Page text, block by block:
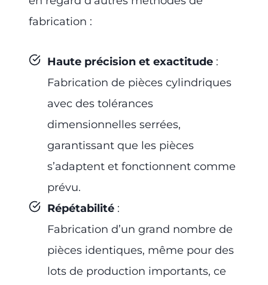
fabrication :
Haute précision et exactitude :
Fabrication de pièces cylindriques
avec des tolérances
dimensionnelles serrées,
garantissant que les pièces
s’adaptent et fonctionnent comme
prévu.
Répétabilité :
Fabrication d’un grand nombre de
pièces identiques, même pour des
lots de production importants, ce